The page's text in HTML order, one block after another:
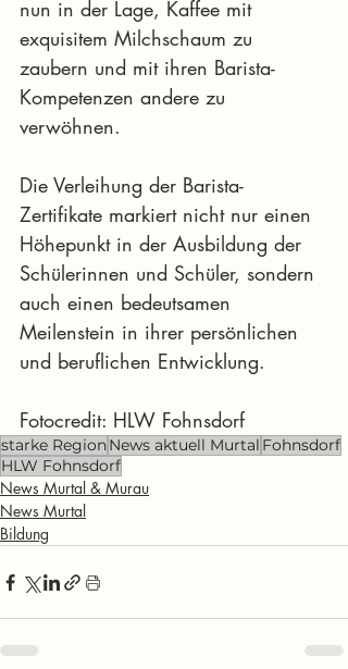
nun in der Lage, Kaffee mit
exquisitem Milchschaum zu
zaubern und mit ihren Barista-
Kompetenzen andere zu
verwöhnen.
Die Verleihung der Barista-
Zertifikate markiert nicht nur einen
Höhepunkt in der Ausbildung der
Schülerinnen und Schüler, sondern
auch einen bedeutsamen
Meilenstein in ihrer persönlichen
und beruflichen Entwicklung.
Fotocredit: HLW Fohnsdorf
starke RegionNews aktuell Murtal Fohnsdorf
HLW Fohnsdorf
News Murtal & Murau
News Murtal
Bildung